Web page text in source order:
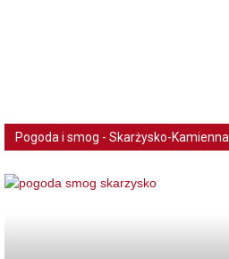
Pogoda i smog - Skarżysko-Kamienna